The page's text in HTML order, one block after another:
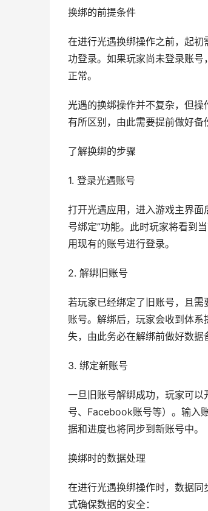
换绑的前提条件
在进行光遇换绑操作之前，起
功登录。如果玩家尚未登录账
正常。
光遇的换绑操作并不复杂，但
有所区别，由此需要提前做好备
了解换绑的步骤
1. 登录光遇账号
打开光遇应用，进入游戏主界面
号绑定”功能。此时玩家将看到
用现有的账号进行登录。
2. 解绑旧账号
若玩家已经绑定了旧账号，且需
账号。解绑后，玩家会收到体
失，由此务必在解绑前做好数据
3. 绑定新账号
一旦旧账号解绑成功，玩家可
号、Facebook账号等）。输入
据和进度也将同步到新账号中。
换绑时的数据处理
在进行光遇换绑操作时，数据
式确保数据的安全：